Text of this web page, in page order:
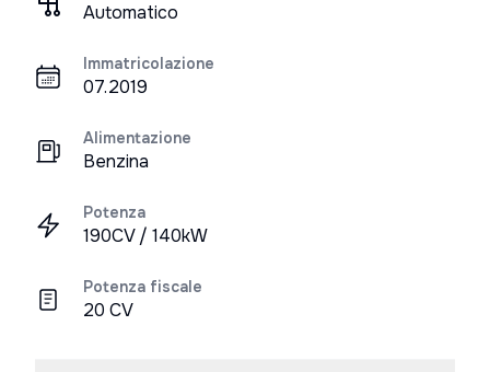
Automatico
Immatricolazione
07.2019
Alimentazione
Benzina
Potenza
190CV / 140kW
Potenza fiscale
20 CV